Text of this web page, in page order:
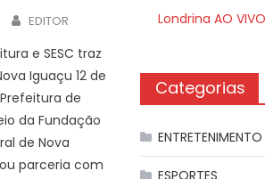
Author
EDITOR
e SESC traz
Iguaçu 12 de
de
da Fundação
de Nova
parceria com
Londrina AO
Categorias
ENTRETENIMENTO
ESPORTES